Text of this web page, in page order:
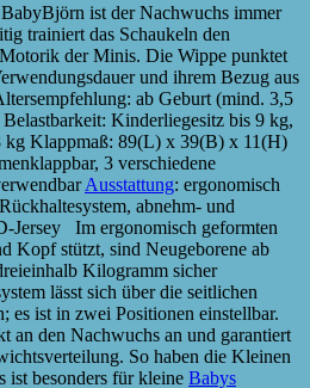
ist der Nachwuchs immer
trainiert das Schaukeln den
der Minis. Die Wippe punktet
und ihrem Bezug aus
ab Geburt (mind. 3,5
Belastbarkeit: Kinderliegesitz bis 9 kg,
kg Klappmaß: 89(L) x 39(B) x 11(H)
3 verschiedene
Ausstattung: ergonomisch
abnehm- und
Jersey Im ergonomisch geformten
Kopf stützt, sind Neugeborene ab
Kilogramm sicher
lässt sich über die seitlichen
es ist in zwei Positionen einstellbar.
an den Nachwuchs an und garantiert
So haben die Kleinen
ist besonders für kleine Babys